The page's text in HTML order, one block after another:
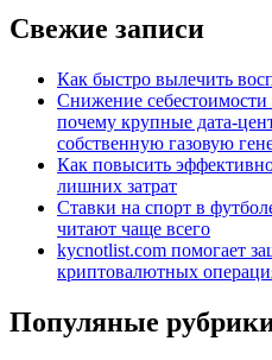
Свежие записи
Как быстро вылечить
Снижение себестоимости
почему крупные дата-
собственную газовую
Как повысить
лишних затрат
Ставки на спорт в
читают чаще всего
kycnotlist.com помогает
криптовалютных
Популяные